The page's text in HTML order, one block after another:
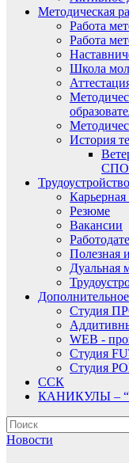
Методическая
Работа
Работа
Школа
История
СПО
Карьерная
Резюме
Вакансии
Полезная
Дуальная
Студия
WEB -
Студия
Студия
ССК
КАНИКУЛЫ –
Новости